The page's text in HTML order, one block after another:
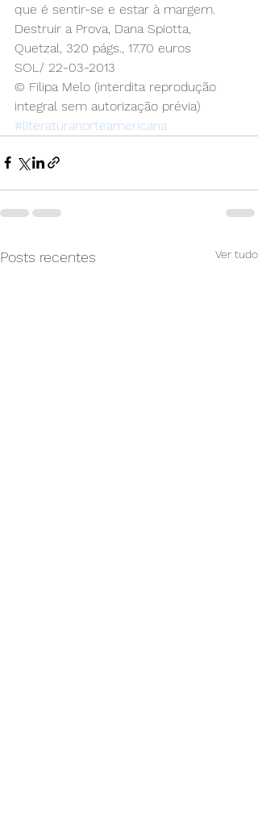
que é sentir-se e estar à margem.
Destruir a Prova, Dana Spiotta,
Quetzal, 320 págs., 17.70 euros
SOL/ 22-03-2013
© Filipa Melo (interdita reprodução
integral sem autorização prévia)
#literaturanorteamericana
Posts recentes Ver tudo